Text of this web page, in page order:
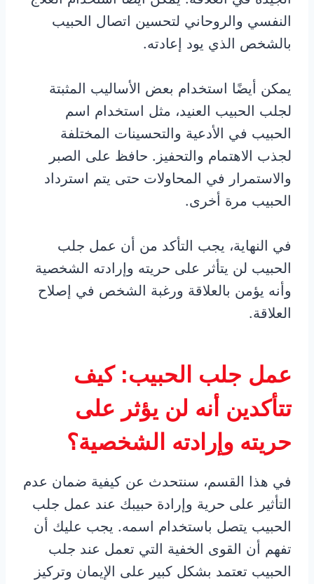
النفسي والروحاني لتحسين اتصال الحبيب
بالشخص الذي يود إعادته.
يمكن أيضًا استخدام بعض الأساليب المثبتة
لجلب الحبيب العنيد، مثل استخدام اسم
الحبيب في الأدعية والتحسينات المختلفة
لجذب الاهتمام والتحفيز. حافظ على الصبر
والاستمرار في المحاولات حتى يتم استرداد
الحبيب مرة أخرى.
في النهاية، يجب التأكد من أن عمل جلب
الحبيب لن يتأثر على حريته وإرادته الشخصية
وأنه يؤمن بالعلاقة ورغبة الشخص في إصلاح
العلاقة.
عمل جلب الحبيب: كيف
تتأكدين أنه لن يؤثر على
حريته وإرادته الشخصية؟
في هذا القسم، سنتحدث عن كيفية ضمان عدم
التأثير على حرية وإرادة حبيبك عند عمل جلب
الحبيب يتصل باستخدام اسمه. يجب عليك أن
تفهم أن القوى الخفية التي تعمل عند جلب
الحبيب تعتمد بشكل كبير على الإيمان وتركيز